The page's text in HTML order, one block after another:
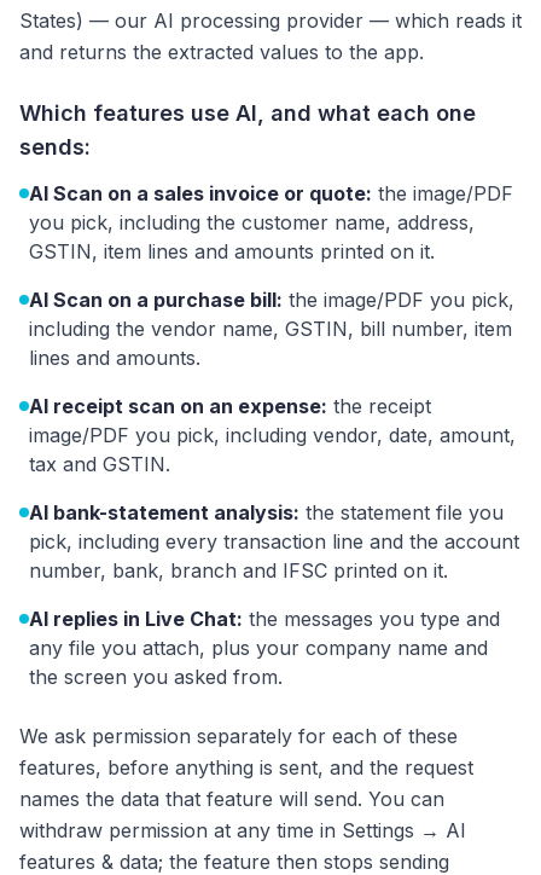
States) — our AI processing provider — which reads it
and returns the extracted values to the app.
Which features use AI, and what each one
sends:
AI Scan on a sales invoice or quote: the image/PDF
you pick, including the customer name, address,
GSTIN, item lines and amounts printed on it.
AI Scan on a purchase bill: the image/PDF you pick,
including the vendor name, GSTIN, bill number, item
lines and amounts.
AI receipt scan on an expense: the receipt
image/PDF you pick, including vendor, date, amount,
tax and GSTIN.
AI bank-statement analysis: the statement file you
pick, including every transaction line and the account
number, bank, branch and IFSC printed on it.
AI replies in Live Chat: the messages you type and
any file you attach, plus your company name and
the screen you asked from.
We ask permission separately for each of these
features, before anything is sent, and the request
names the data that feature will send. You can
withdraw permission at any time in Settings → AI
features & data; the feature then stops sending